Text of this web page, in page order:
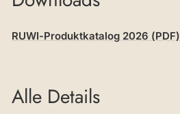
RUWI-Produktkatalog 2026 (PDF)
Alle Details